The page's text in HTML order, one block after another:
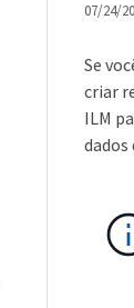
07/24/
Se
criar
ILM
dados